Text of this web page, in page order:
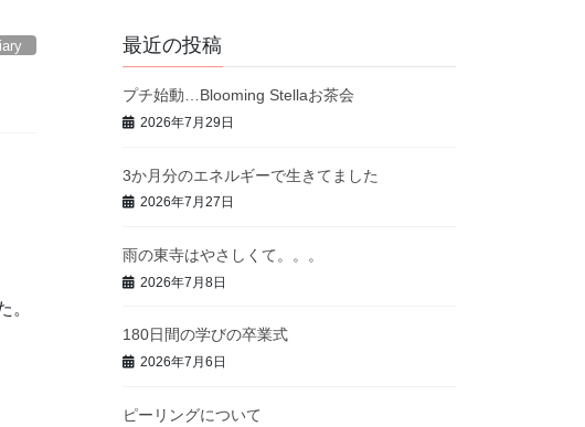
。
最近の投稿
プチ始動…Blooming Stellaお茶会
2026年7月29日
3か月分のエネルギーで生きてました
2026年7月27日
雨の東寺はやさしくて。。。
2026年7月8日
180日間の学びの卒業式
2026年7月6日
ピーリングについて